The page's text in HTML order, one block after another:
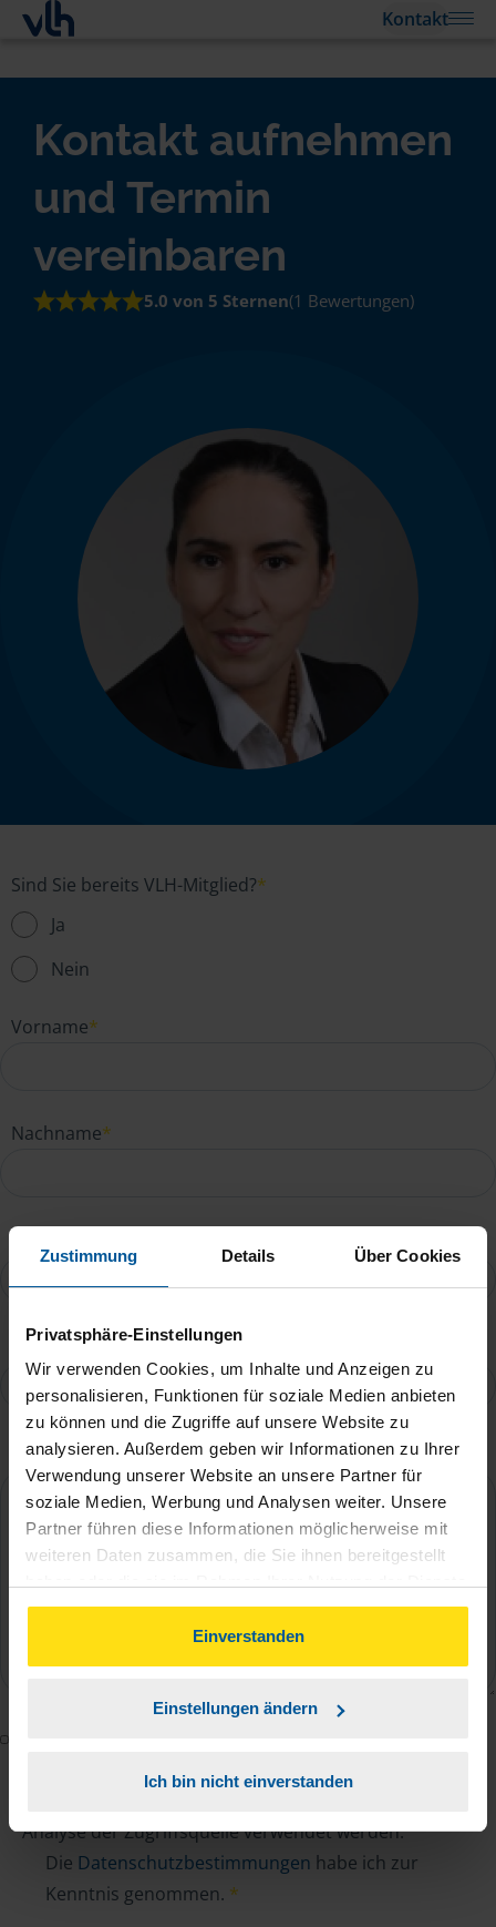
Zustimmung Details Über Cookies
Privatsphäre-Einstellungen
Wir verwenden Cookies, um Inhalte und Anzeigen zu
personalisieren, Funktionen für soziale Medien anbieten
zu können und die Zugriffe auf unsere Website zu
analysieren. Außerdem geben wir Informationen zu Ihrer
Verwendung unserer Website an unsere Partner für
soziale Medien, Werbung und Analysen weiter. Unsere
Partner führen diese Informationen möglicherweise mit
weiteren Daten zusammen, die Sie ihnen bereitgestellt
gesammelt haben. Indem Sie auf Einverstanden klicken,
können Sie der Verwendung von Cookies, gemäß
unserer
Einverstanden
Einstellungen ändern
Ich bin nicht einverstanden
Kontakt
Kontakt aufnehmen
und Termin
vereinbaren
5.0 von 5 Sternen(1 Bewertungen)
Sind Sie bereits VLH-Mitglied?*
Ja
Nein
Vorname*
Nachname*
Telefonnummer
Ihre Nachricht an Neslihan Challot*
mich damit einverstanden, dass meine Daten zur
Analyse der Zugriffsquelle verwendet werden.
Die Datenschutzbestimmungen habe ich zur
Kenntnis genommen. *